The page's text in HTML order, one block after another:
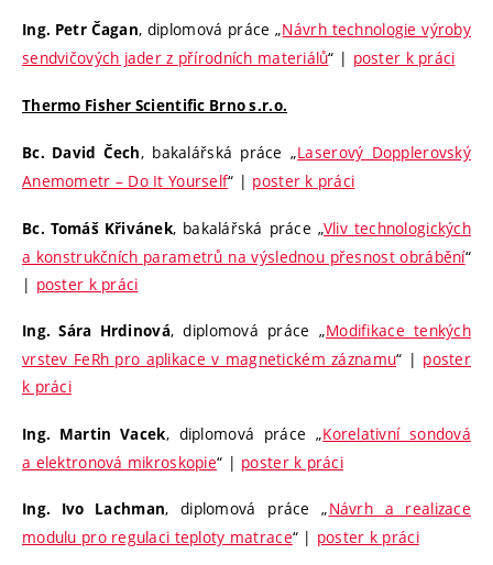
Ing. Petr Čagan, diplomová práce „Návrh technologie výroby
sendvičových jader z přírodních materiálů“ | poster k práci
Thermo Fisher Scientific Brno s.r.o.
Bc. David Čech, bakalářská práce „Laserový Dopplerovský
Anemometr – Do It Yourself“ | poster k práci
Bc. Tomáš Křivánek, bakalářská práce „Vliv technologických
a konstrukčních parametrů na výslednou přesnost obrábění“
| poster k práci
Ing. Sára Hrdinová, diplomová práce „Modifikace tenkých
vrstev FeRh pro aplikace v magnetickém záznamu“ | poster
k práci
Ing. Martin Vacek, diplomová práce „Korelativní sondová
a elektronová mikroskopie“ | poster k práci
Ing. Ivo Lachman, diplomová práce „Návrh a realizace
modulu pro regulaci teploty matrace“ | poster k práci